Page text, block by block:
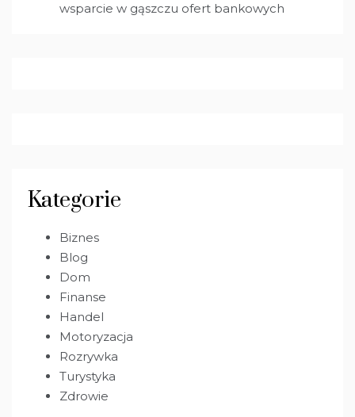
wsparcie w gąszczu ofert bankowych
Kategorie
Biznes
Blog
Dom
Finanse
Handel
Motoryzacja
Rozrywka
Turystyka
Zdrowie